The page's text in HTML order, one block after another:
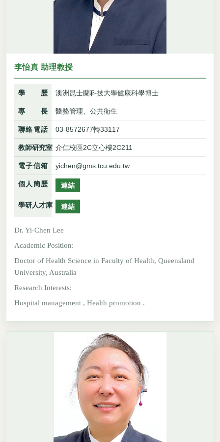
李怡真 助理教授
學歷 澳洲昆士蘭科技大學健康科學博士
專長 醫務管理、公共衛生
聯絡電話 03-8572677轉33117
教師研究室 介仁校區2C立心樓2C211
電子信箱 yichen@gms.tcu.edu.tw
個人簡歷 連結
學研人才庫 連結
Dr. Yi-Chen Lee
Academic Position:
Doctor of Health Science in Faculty of Health, Queensland
University, Australia
Research Interests:
Hospital management , Health promotion .